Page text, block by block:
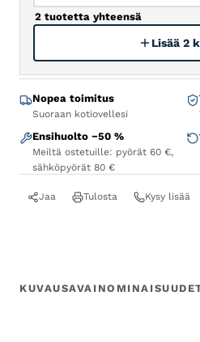
2 tuotetta yhteensä
Lisää 2
Nopea toimitus
Suoraan kotiovellesi
Ensihuolto −50 %
Meiltä ostetuille: pyörät 60 €,
sähköpyörät 80 €
Jaa Tulosta Kysy lisää
KUVAUS